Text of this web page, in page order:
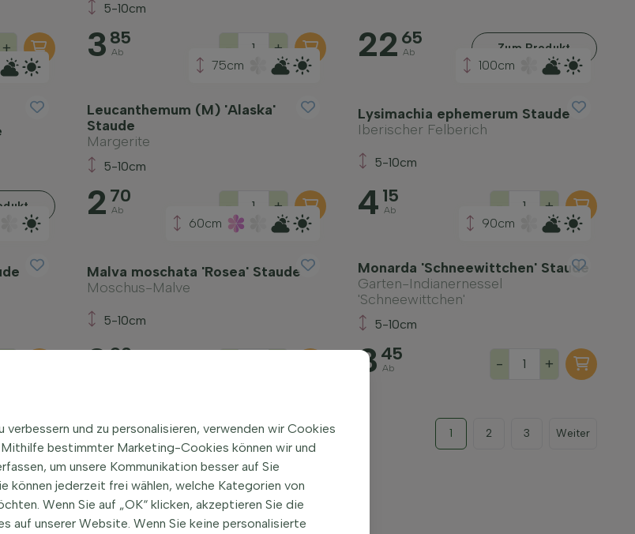
+
5-10cm
3 85
Ab - + 22 65
Ab Zum Produkt
75cm
Leucanthemum (M) 'Alaska'
Staude
Margerite
5-10cm
2 70
Ab - +
100cm
Lysimachia ephemerum Staude
Iberischer Felberich
5-10cm
4 15
Ab - +
60cm
Malva moschata 'Rosea' Staude
Moschus-Malve
5-10cm
290
90cm
Monarda 'Schneewittchen' Staude
Garten-Indianernessel
'Schneewittchen'
5-10cm
3 45
Ab - +
1 2 3 Weiter
verbessern und zu personalisieren, verwenden wir Cookies
bestimmter Marketing-Cookies können wir und
um unsere Kommunikation besser auf Sie
können jederzeit frei wählen, welche Kategorien von
Wenn Sie auf „OK“ klicken, akzeptieren Sie die
auf unserer Website. Wenn Sie keine personalisierte